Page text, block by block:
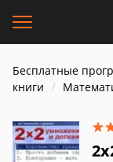
Бесплатные
книги